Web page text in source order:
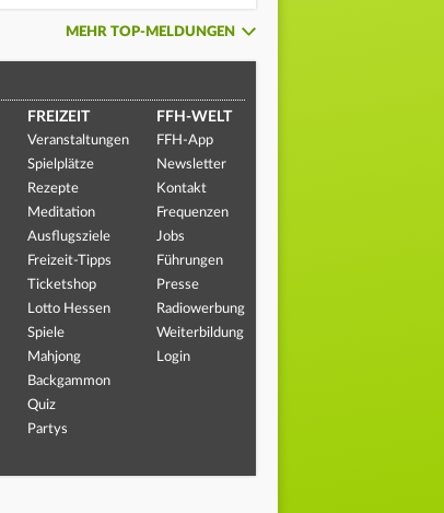
MEHR TOP-MELDUNGEN
FREIZEIT
Veranstaltungen
Spielplätze
Rezepte
Meditation
Ausflugsziele
Freizeit-Tipps
Ticketshop
Lotto Hessen
Spiele
Mahjong
Backgammon
Quiz
Partys
FFH-WELT
FFH-App
Newsletter
Kontakt
Frequenzen
Jobs
Führungen
Presse
Radiowerbung
Weiterbildung
Login